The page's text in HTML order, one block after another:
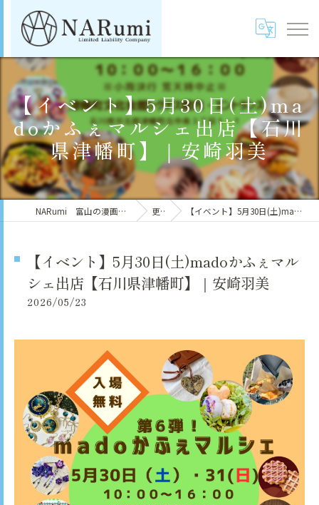
【イベント】5月30日(土)ma
doかふぇマルシェ出店【石川
県津幡町】｜安崎羽美
NARumi 富山の漫画家・風水鑑定士／安崎羽美（鳴海マイカ） 更新情報 【イベント】5月30日(土)madoかふぇマルシェ出店【石川県津幡町】｜安崎羽美
【イベント】5月30日(土)madoかふぇマル
シェ出店【石川県津幡町】｜安崎羽美
2026/05/23